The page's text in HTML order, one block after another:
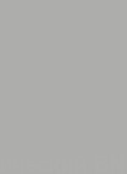
трехзахватные (20-50 тонн)
BN